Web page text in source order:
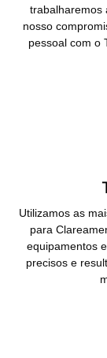
trabalharemos
nosso
pessoal com o
Utilizamos as
para
equipamentos
precisos e